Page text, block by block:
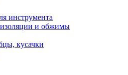
инструмента
изоляции и обжимы
кусачки